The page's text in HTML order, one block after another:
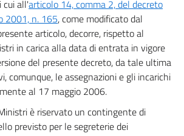
cui all'articolo 14, comma 2, del decreto
2001, n. 165, come modificato dal
articolo, decorre, rispetto al
in carica alla data di entrata in vigore
del presente decreto, da tale ultima
comunque, le assegnazioni e gli incarichi
al 17 maggio 2006.
è riservato un contingente di
previsto per le segreterie dei